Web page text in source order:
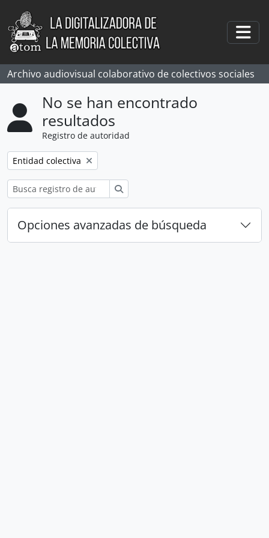
Skip to main content
Archivo audiovisual colaborativo de colectivos sociales
No se han encontrado
resultados
Registro de autoridad
Remove filter:
Entidad colectiva
Opciones avanzadas de búsqueda